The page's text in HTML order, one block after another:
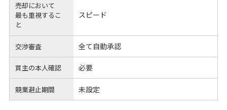
売却において
最も重視するこ
と
スピード
交渉審査 全て自動承認
買主の本人確認 必要
競業避止期間 未設定